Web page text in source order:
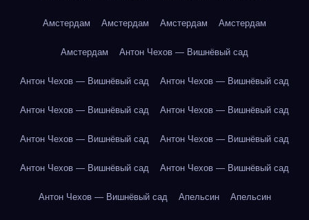
Амстердам Амстердам Амстердам Амстердам
Амстердам Антон Чехов — Вишнёвый сад
Антон Чехов — Вишнёвый сад Антон Чехов — Вишнёвый сад
Антон Чехов — Вишнёвый сад Антон Чехов — Вишнёвый сад
Антон Чехов — Вишнёвый сад Антон Чехов — Вишнёвый сад
Антон Чехов — Вишнёвый сад Антон Чехов — Вишнёвый сад
Антон Чехов — Вишнёвый сад Апельсин Апельсин